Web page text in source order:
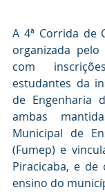
A 4ª Corrida de
organizada
com
estudantes da
de Engenharia
ambas
Municipal de
(Fumep) e
Piracicaba, e
ensino do